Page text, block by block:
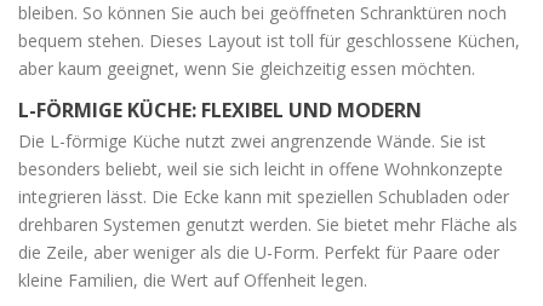
bleiben. So können Sie auch bei geöffneten Schranktüren noch
bequem stehen. Dieses Layout ist toll für geschlossene Küchen,
aber kaum geeignet, wenn Sie gleichzeitig essen möchten.
L-FÖRMIGE KÜCHE: FLEXIBEL UND MODERN
Die L-förmige Küche nutzt zwei angrenzende Wände. Sie ist
besonders beliebt, weil sie sich leicht in offene Wohnkonzepte
integrieren lässt. Die Ecke kann mit speziellen Schubladen oder
drehbaren Systemen genutzt werden. Sie bietet mehr Fläche als
die Zeile, aber weniger als die U-Form. Perfekt für Paare oder
kleine Familien, die Wert auf Offenheit legen.